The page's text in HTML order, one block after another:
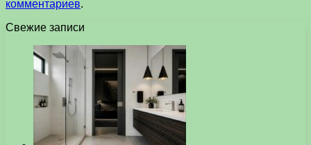
комментариев.
Свежие записи